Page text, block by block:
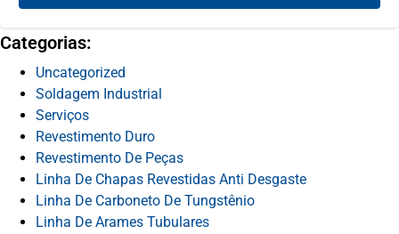
Categorias:
Uncategorized
Soldagem Industrial
Serviços
Revestimento Duro
Revestimento De Peças
Linha De Chapas Revestidas Anti Desgaste
Linha De Carboneto De Tungstênio
Linha De Arames Tubulares